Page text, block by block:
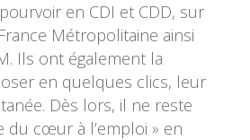
en CDI et CDD, sur
Métropolitaine ainsi
Ils ont également la
en quelques clics, leur
Dès lors, il ne reste
du cœur à l’emploi » en